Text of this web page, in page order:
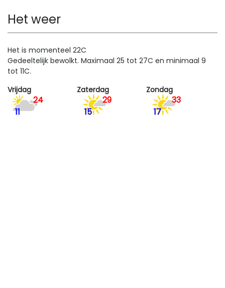
Het weer
Het is momenteel 22C
Gedeeltelijk bewolkt. Maximaal 25 tot 27C en minimaal 9
tot 11C.
Vrijdag
11
24
Zaterdag
15
29
Zondag
17
33